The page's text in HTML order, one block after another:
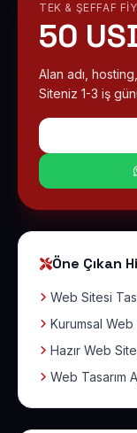
TEK & ŞEFFAF
50
Alan adı,
Siteniz 1-3 iş
Öne Çıkan
Web Sitesi
Kurumsal Web
Hazır Web
Web Tasarım